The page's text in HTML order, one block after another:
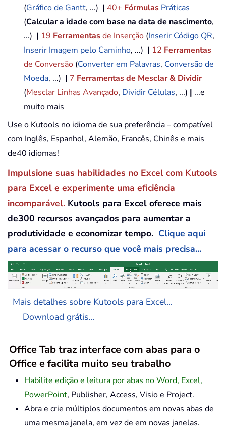
(Gráfico de Gantt, ...) | 40+ Fórmulas Práticas
(Calcular a idade com base na data de nascimento,
...) | 19 Ferramentasde Inserção (Inserir Código QR,
Inserir Imagem pelo Caminho, ...) | 12 Ferramentas
de Conversão (Converter em Palavras, Conversão de
Moeda, ...) | 7 Ferramentas de Mesclar & Dividir
(Mesclar Linhas Avançado, Dividir Células, ...) | ...e
muito mais
Use o Kutools no idioma de sua preferência – compatível
com Inglês, Espanhol, Alemão, Francês, Chinês e mais
de40 idiomas!
Impulsione suas habilidades no Excel com Kutools
para Excel e experimente uma eficiência
incomparável. Kutools para Excel oferece mais
de300 recursos avançados para aumentar a
produtividade e economizar tempo. Clique aqui
para acessar o recurso que você mais precisa...
Mais detalhes sobre Kutools para Excel...
Download grátis...
Office Tab traz interface com abas para o
Office e facilita muito seu trabalho
Habilite edição e leitura por abas no Word, Excel,
PowerPoint, Publisher, Access, Visio e Project.
Abra e crie múltiplos documentos em novas abas de
uma mesma janela, em vez de em novas janelas.